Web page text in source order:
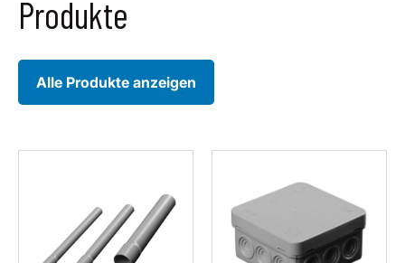
Produkte
Alle Produkte anzeigen